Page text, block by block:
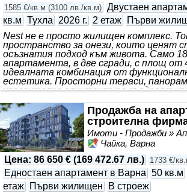
1585 €/кв.м (3100 лв./кв.м) Двустаен
кв.м Тухла 2026 г. 2 етаж Първи
Nest не е просто жилищен комплекс.
пространство за онези, които ценят
осъзнатия подход към живота. Само
апартамента, в две сгради, с площ от
идеалната комбинация от
естетика. Просторни тераси,
изразителна архитектура създават
обмислена архитектура, уединение и
атмосфера, в която е лесно да бъдеш
Почувствайте разликата. Изберете
което ще бъде написана вашата
Продажба на
строителна
Имоти - Продажби »
Чайка, Варна
Цена: 86 650 € (169 472.67 лв.) 1733 €/
Едностаен апартамент в Варна 50 кв.м
етаж
Първи жилищен
В строеж